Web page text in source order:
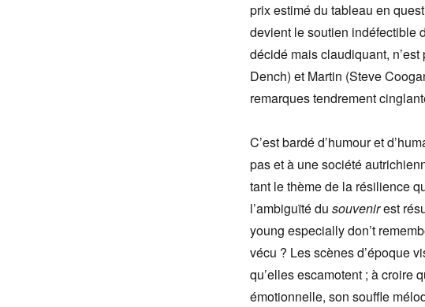
prix estimé du tableau en
devient le soutien indéfectible
décidé mais claudiquant,
Dench) et Martin (Steve
remarques tendrement
C’est bardé d’humour et
pas et à une société
tant le thème de la résilience
l’ambiguïté du souvenirest
young especially don’t
vécu ? Les scènes d’époque
qu’elles escamotent ; à croire
émotionnelle, son souffle